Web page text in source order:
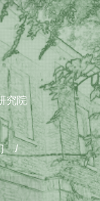
究院
/